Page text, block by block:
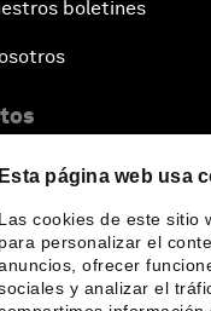
Esta página web usa
Las cookies de este sitio
para personalizar el
ofrecer
y analizar el
boletines
en el Foro
idiomas